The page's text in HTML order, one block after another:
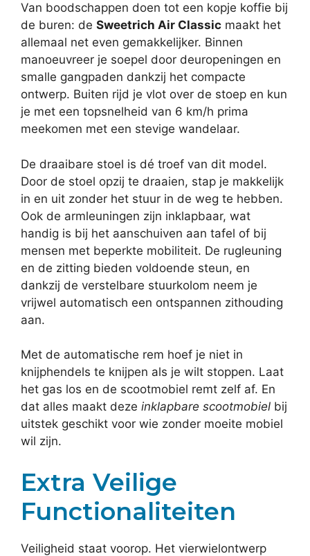
Van boodschappen doen tot een kopje koffie bij
de buren: de Sweetrich Air Classic maakt het
allemaal net even gemakkelijker. Binnen
manoeuvreer je soepel door deuropeningen en
smalle gangpaden dankzij het compacte
ontwerp. Buiten rijd je vlot over de stoep en kun
je met een topsnelheid van 6 km/h prima
meekomen met een stevige wandelaar.
De draaibare stoel is dé troef van dit model.
Door de stoel opzij te draaien, stap je makkelijk
in en uit zonder het stuur in de weg te hebben.
Ook de armleuningen zijn inklapbaar, wat
handig is bij het aanschuiven aan tafel of bij
mensen met beperkte mobiliteit. De rugleuning
en de zitting bieden voldoende steun, en
dankzij de verstelbare stuurkolom neem je
vrijwel automatisch een ontspannen zithouding
aan.
Met de automatische rem hoef je niet in
knijphendels te knijpen als je wilt stoppen. Laat
het gas los en de scootmobiel remt zelf af. En
dat alles maakt deze inklapbare scootmobiel bij
uitstek geschikt voor wie zonder moeite mobiel
wil zijn.
Extra Veilige
Functionaliteiten
Veiligheid staat voorop. Het vierwielontwerp